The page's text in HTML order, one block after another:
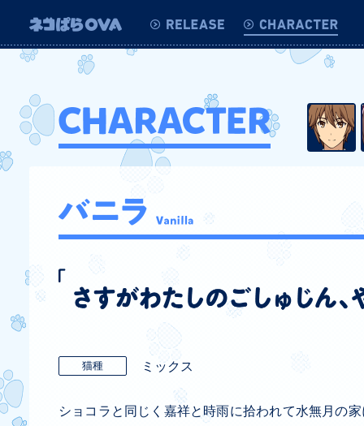
猫種 ミックス
ショコラと同じく嘉祥と時雨に拾われて水無月の